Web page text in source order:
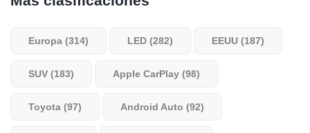
Europa (314) LED (282) EEUU (187)
SUV (183) Apple CarPlay (98)
Toyota (97) Android Auto (92)